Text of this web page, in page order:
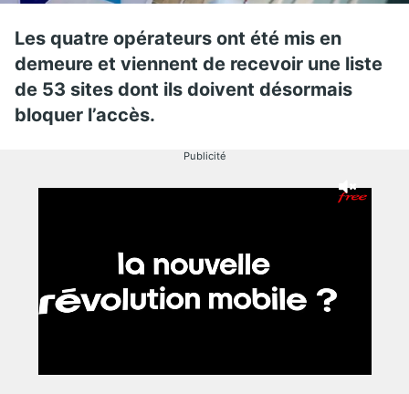
Les quatre opérateurs ont été mis en
demeure et viennent de recevoir une liste
de 53 sites dont ils doivent désormais
bloquer l’accès.
Publicité